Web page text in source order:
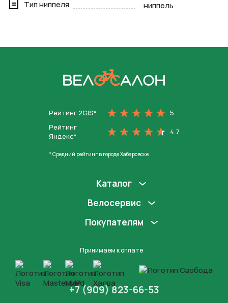
Тип ниппеля
ниппель
Рейтинг 2GIS*
5
Рейтинг
Яндекс*
4.7
* Средний рейтинг в городе Хабаровске
Каталог
Велосервис
Покупателям
Принимаем к оплате
+7 (909) 823-66-53